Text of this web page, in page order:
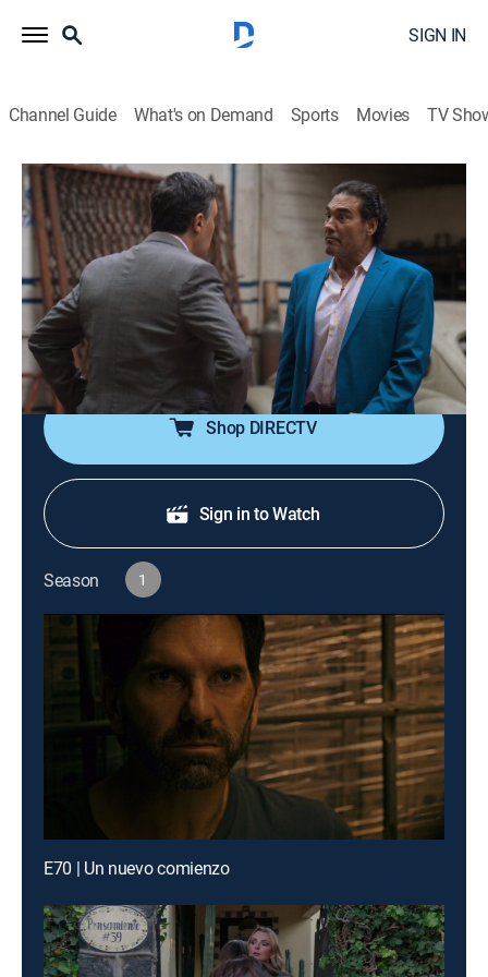
SIGN IN
Channel Guide What's on Demand Sports Movies TV
Lobo, morir matando
S1 E49 | Antonia debe morir
0h 43m|Drama, Soap|TEL| Telemundo 2026
El Azufrero le tiende una emboscada a Cruz para
ajustar cuentas, pero el fiscal le recuerda que lo único
importante son los negocios. Juntos, concretan el plan
para acabar con la agente Lazo.
Shop DIRECTV
Sign in to Watch
Season 1
E70 | Un nuevo comienzo